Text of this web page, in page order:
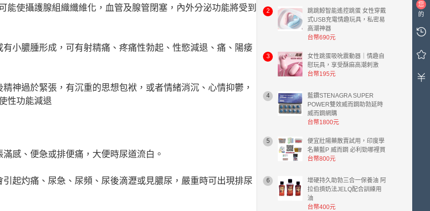
能使攝護腺組織纖維化，血管及腺管閉塞，內外分泌功能將受到
小膿腫形成，可有射精痛、疼痛性勃起、性慾減退、痛、陽痿
神過於緊張，有沉重的思想包袱，或者情緒消沉、心情抑鬱，
性功能減退
感、便急或排便痛，大便時尿道流白。
起灼痛、尿急、尿頻、尿後滴瀝或見膿尿，嚴重時可出現排尿
2
跳跳鯨智能遙控跳蛋 女性穿戴
式USB充電情趣玩具，私密易
高潮神器
台幣690元
3
女性跳蛋吸吮震動器｜情趣自
慰玩具，享受酥麻高潮刺激
台幣195元
4
藍鑽STENAGRA SUPER
POWER雙效威而鋼助勃延時
威而鋼網購
台幣1800元
5
便宜壯陽藥散賣試用，印度學
名藥藍P 威而鋼 必利勁哪裡買
台幣800元
6
增硬持久助勃三合一保養油 阿
拉伯擠奶法JELQ配合訓練用
油
台幣400元
您
的
物
中
0
件